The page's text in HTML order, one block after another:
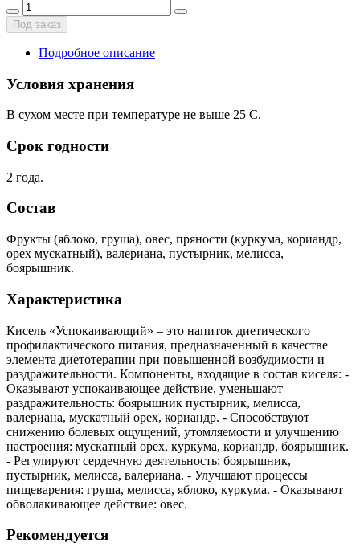
Под заказ
Подробное описание
Условия хранения
В сухом месте при температуре не выше 25 С.
Срок годности
2 года.
Состав
Фрукты (яблоко, груша), овес, пряности (куркума, кориандр,
орех мускатный), валериана, пустырник, мелисса,
боярышник.
Характеристика
Кисель «Успокаивающий» – это напиток диетического
профилактического питания, предназначенный в качестве
элемента диетотерапии при повышенной возбудимости и
раздражительности. Компоненты, входящие в состав киселя: -
Оказывают успокаивающее действие, уменьшают
раздражительность: боярышник пустырник, мелисса,
валериана, мускатный орех, кориандр. - Способствуют
снижению болевых ощущений, утомляемости и улучшению
настроения: мускатный орех, куркума, кориандр, боярышник.
- Регулируют сердечную деятельность: боярышник,
пустырник, мелисса, валериана. - Улучшают процессы
пищеварения: груша, мелисса, яблоко, куркума. - Оказывают
обволакивающее действие: овес.
Рекомендуется